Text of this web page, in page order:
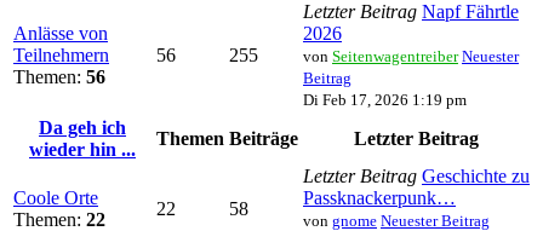
Anlässe von
Teilnehmern
Themen: 56
56 255
Letzter Beitrag Napf Fährtle
2026
von Seitenwagentreiber Neuester
Beitrag
Di Feb 17, 2026 1:19 pm
Da geh ich
wieder hin ...
Themen Beiträge Letzter Beitrag
Coole Orte
Themen: 22
22 58
Letzter Beitrag Geschichte zu
Passknackerpunk…
von gnome Neuester Beitrag